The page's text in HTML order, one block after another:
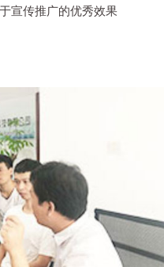
宣传推广的优秀效果